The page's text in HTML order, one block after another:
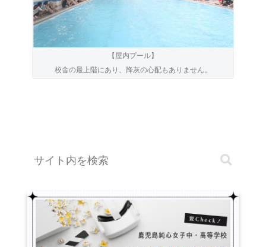
【屋内プール】
校舎の最上階にあり、降灰の心配もありません。